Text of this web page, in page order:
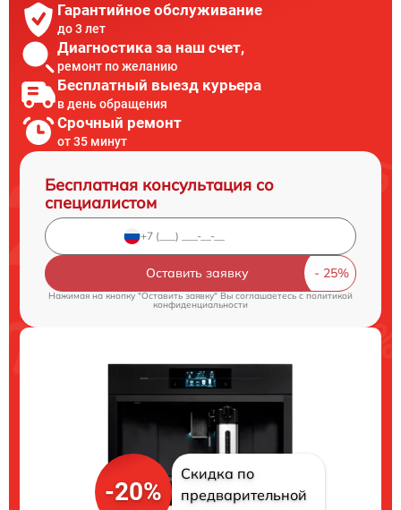
Гарантийное обслуживание
до 3 лет
Диагностика за наш счет,
ремонт по желанию
Бесплатный выезд курьера
в день обращения
Срочный ремонт
от 35 минут
Бесплатная консультация со
специалистом
Оставить заявку
Нажимая на кнопку "Оставить заявку" Вы соглашаетесь cполитикой
конфиденциальности
-20%
Скидка по
предварительной